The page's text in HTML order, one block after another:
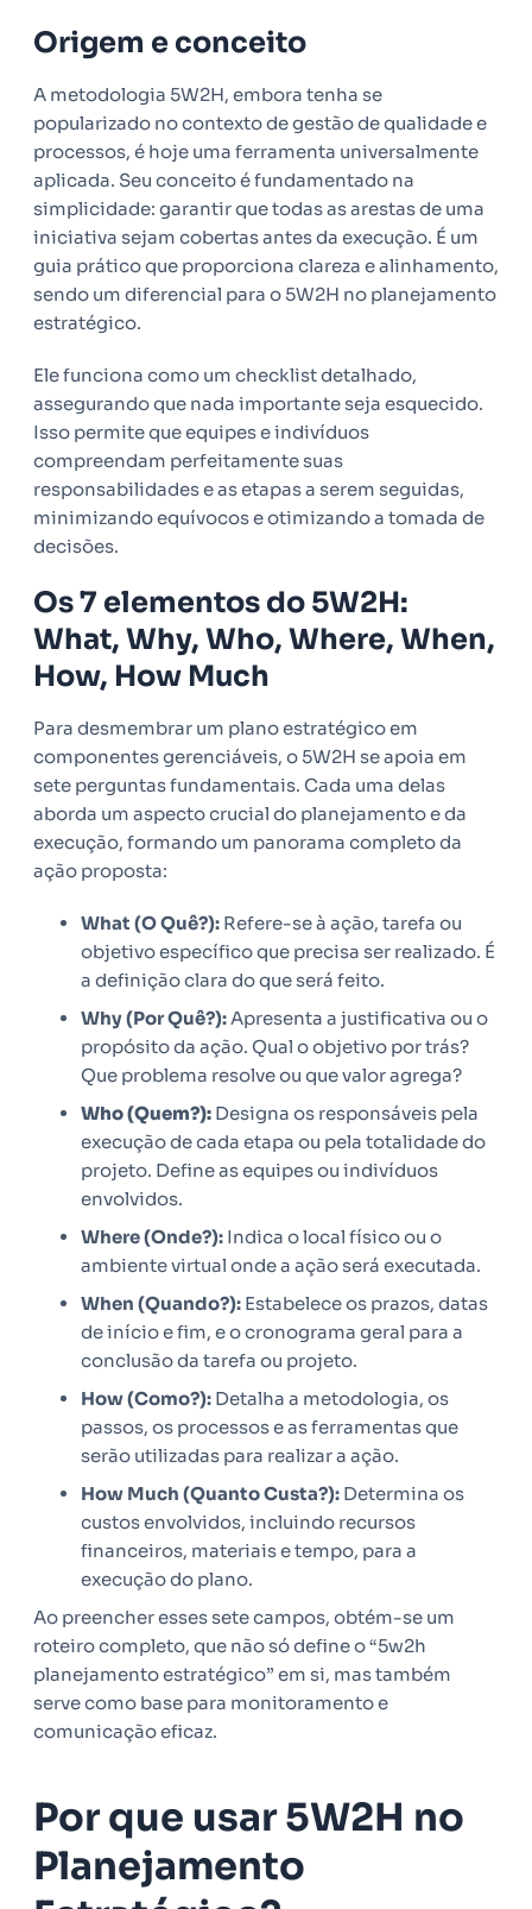
Origem e conceito
A metodologia 5W2H, embora tenha se
popularizado no contexto de gestão de qualidade e
processos, é hoje uma ferramenta universalmente
aplicada. Seu conceito é fundamentado na
simplicidade: garantir que todas as arestas de uma
iniciativa sejam cobertas antes da execução. É um
guia prático que proporciona clareza e alinhamento,
sendo um diferencial para o 5W2H no planejamento
estratégico.
Ele funciona como um checklist detalhado,
assegurando que nada importante seja esquecido.
Isso permite que equipes e indivíduos
compreendam perfeitamente suas
responsabilidades e as etapas a serem seguidas,
minimizando equívocos e otimizando a tomada de
decisões.
Os 7 elementos do 5W2H:
What, Why, Who, Where, When,
How, How Much
Para desmembrar um plano estratégico em
componentes gerenciáveis, o 5W2H se apoia em
sete perguntas fundamentais. Cada uma delas
aborda um aspecto crucial do planejamento e da
execução, formando um panorama completo da
ação proposta:
What (O Quê?): Refere-se à ação, tarefa ou
objetivo específico que precisa ser realizado. É
a definição clara do que será feito.
Why (Por Quê?):Apresenta a justificativa ou o
propósito da ação. Qual o objetivo por trás?
Que problema resolve ou que valor agrega?
Who (Quem?): Designa os responsáveis pela
execução de cada etapa ou pela totalidade do
projeto. Define as equipes ou indivíduos
envolvidos.
Where (Onde?): Indica o local físico ou o
ambiente virtual onde a ação será executada.
When (Quando?): Estabelece os prazos, datas
de início e fim, e o cronograma geral para a
conclusão da tarefa ou projeto.
How (Como?): Detalha a metodologia, os
passos, os processos e as ferramentas que
serão utilizadas para realizar a ação.
How Much (Quanto Custa?): Determina os
custos envolvidos, incluindo recursos
financeiros, materiais e tempo, para a
execução do plano.
Ao preencher esses sete campos, obtém-se um
roteiro completo, que não só define o “5w2h
planejamento estratégico” em si, mas também
serve como base para monitoramento e
comunicação eficaz.
Por que usar 5W2H no
Planejamento